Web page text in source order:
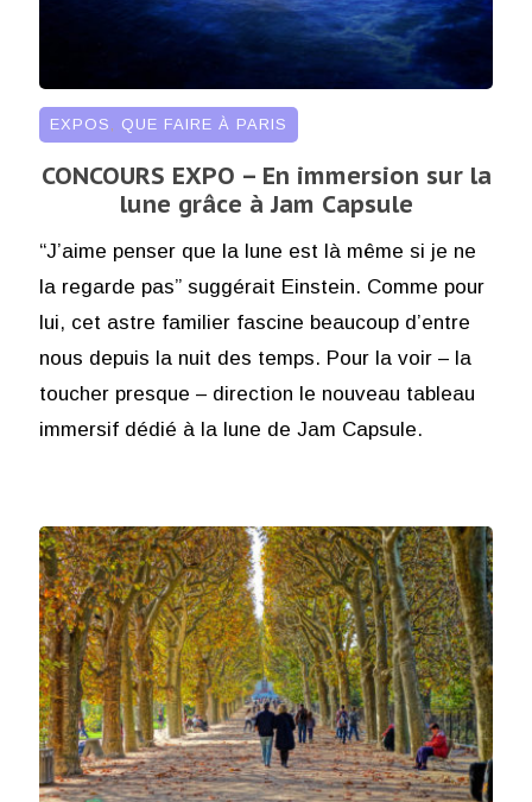
EXPOS , QUE FAIRE À PARIS
CONCOURS EXPO – En immersion sur la
lune grâce à Jam Capsule
“J’aime penser que la lune est là même si je ne
la regarde pas” suggérait Einstein. Comme pour
lui, cet astre familier fascine beaucoup d’entre
nous depuis la nuit des temps. Pour la voir – la
toucher presque – direction le nouveau tableau
immersif dédié à la lune de Jam Capsule.